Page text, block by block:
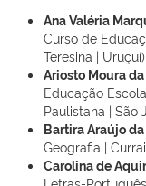
Ana Valéria
Curso de
Teresina | Uruçuí)
Ariosto Moura
Educação
Paulistana | São
Bartira Araújo
Geografia |
Carolina de